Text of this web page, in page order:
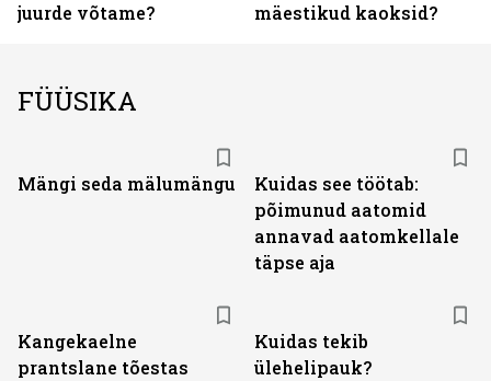
juurde võtame?
mäestikud kaoksid?
FÜÜSIKA
Mängi seda mälumängu
Kuidas see töötab:
põimunud aatomid
annavad aatomkellale
täpse aja
Kangekaelne
prantslane tõestas
Kuidas tekib
ülehelipauk?